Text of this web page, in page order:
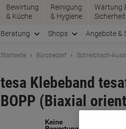
Bewirtung
& Küche
Reinigung
& Hygiene
Wartung
Sicherheit
Beratung Shops Angebote &
Startseite Bürobedarf Schreibtisch-
tesa Klebeband
BOPP (Biaxial